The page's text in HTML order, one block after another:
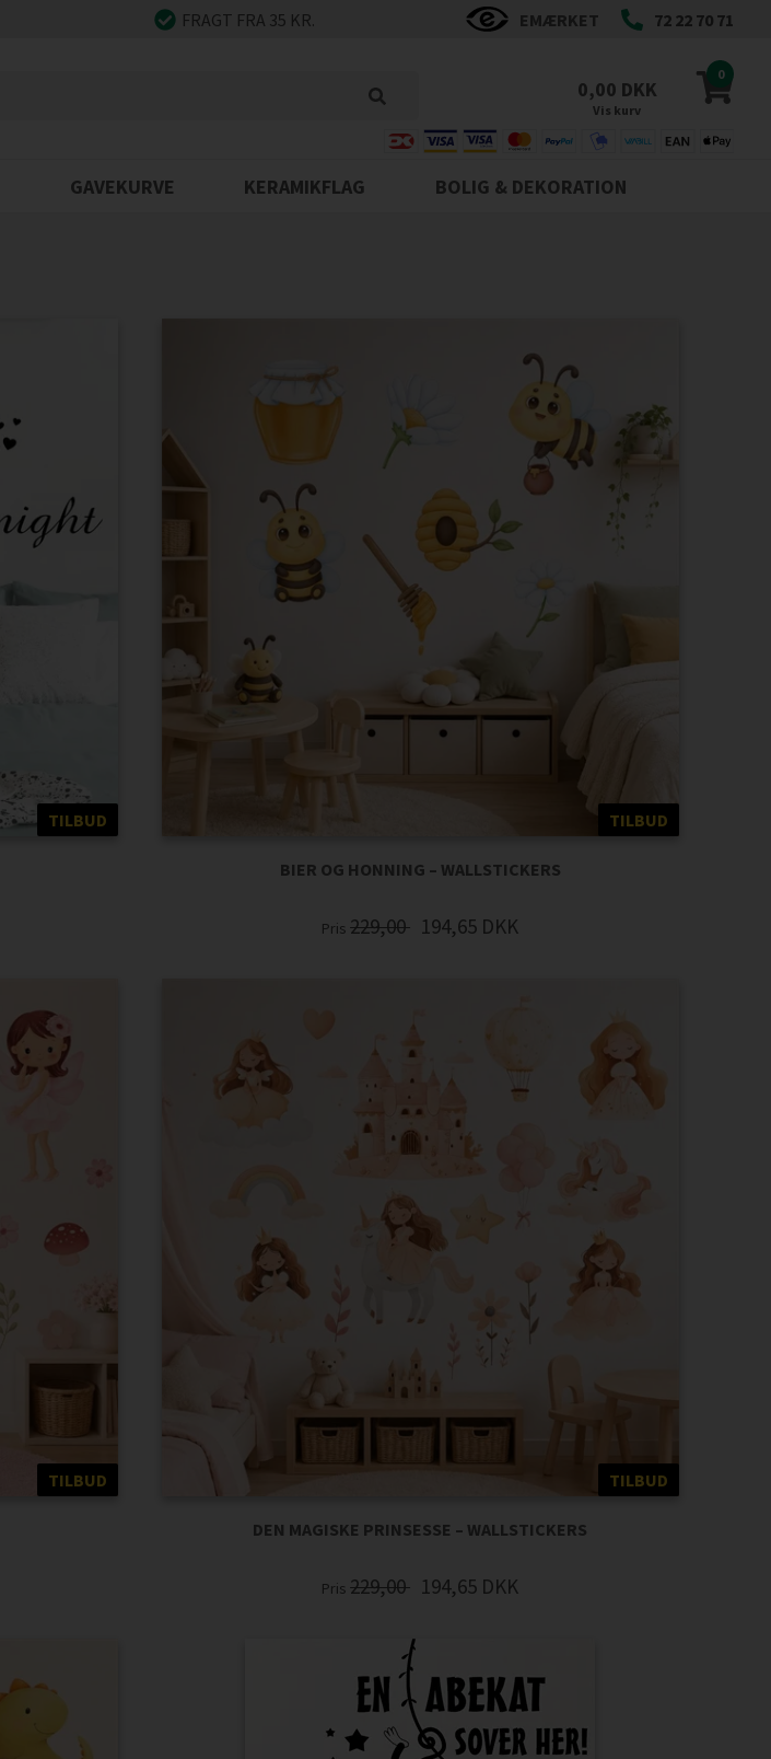
FRAGT FRA 35 KR. EMÆRKET 72 22 70 71
0
0,00 DKK
Vis kurv
GAVEKURVE KERAMIKFLAG BOLIG & DEKORATION
TILBUD TILBUD
BIER OG HONNING – WALLSTICKERS
Pris229,00 194,65 DKK
TILBUD TILBUD
DEN MAGISKE PRINSESSE – WALLSTICKERS
Pris229,00 194,65 DKK